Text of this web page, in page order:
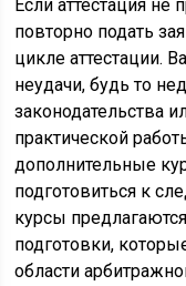
Если аттестация
повторно подать
цикле аттестации.
неудачи, будь то
законодательства
практической
дополнительные
подготовиться к
курсы
подготовки,
области